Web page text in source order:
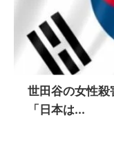
世田谷の女性殺
「日本は...